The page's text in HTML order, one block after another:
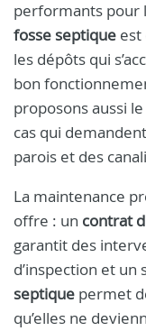
performants pour
fosse septique
les dépôts qui
bon
proposons aussi le
cas qui
parois et des
La maintenance
offre : un contrat
garantit des
d’inspection et un
septique permet
qu’elles ne